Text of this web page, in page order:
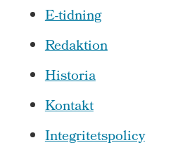
E-tidning
Redaktion
Historia
Kontakt
Integritetspolicy